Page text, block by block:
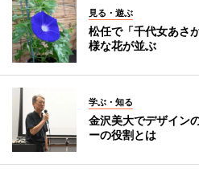
見る・遊ぶ
松任で「千代女あさ
様な花が並ぶ
学ぶ・知る
金沢美大でデザイン
ーの役割とは